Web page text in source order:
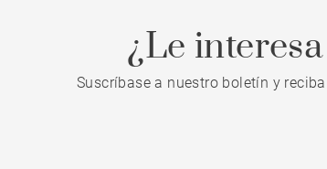
¿Le
Suscríbase a nuestro boletín y